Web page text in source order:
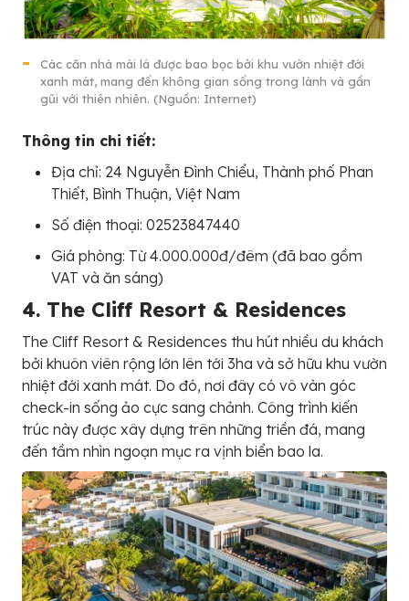
Các căn nhà mái lá được bao bọc bởi khu vườn nhiệt đới
xanh mát, mang đến không gian sống trong lành và gần
gũi với thiên nhiên. (Nguồn: Internet)
Thông tin chi tiết:
Địa chỉ: 24 Nguyễn Đình Chiểu, Thành phố Phan
Thiết, Bình Thuận, Việt Nam
Số điện thoại: 02523847440
Giá phòng: Từ 4.000.000đ/đêm (đã bao gồm
VAT và ăn sáng)
4. The Cliff Resort & Residences
The Cliff Resort & Residences thu hút nhiều du khách
bởi khuôn viên rộng lớn lên tới 3ha và sở hữu khu vườn
nhiệt đới xanh mát. Do đó, nơi đây có vô vàn góc
check-in sống ảo cực sang chảnh. Công trình kiến
trúc này được xây dựng trên những triền đá, mang
đến tầm nhìn ngoạn mục ra vịnh biển bao la.